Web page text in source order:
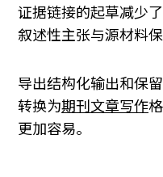
证据链接的起草减少
叙述性主张与源材料保
导出结构化输出和保
转换为期刊文章写作
更加容易。